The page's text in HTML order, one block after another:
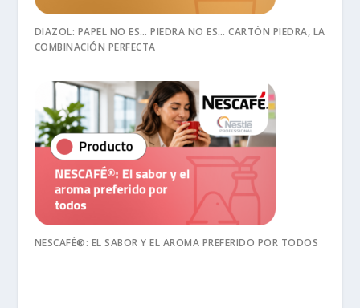
DIAZOL: PAPEL NO ES… PIEDRA NO ES… CARTÓN PIEDRA, LA
COMBINACIÓN PERFECTA
NESCAFÉ®: EL SABOR Y EL AROMA PREFERIDO POR TODOS